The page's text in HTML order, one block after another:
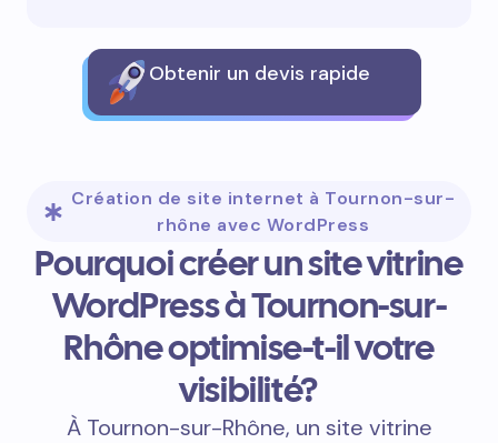
Obtenir un devis rapide
Création de site internet à Tournon-sur-
rhône avec WordPress
Pourquoi créer un site vitrine
WordPress à Tournon-sur-
Rhône optimise-t-il votre
visibilité?
À Tournon-sur-Rhône, un site vitrine